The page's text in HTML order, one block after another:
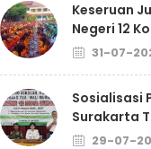
Keseruan
Negeri 12
31-07-
Sosialisasi
Surakarta
29-07-